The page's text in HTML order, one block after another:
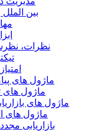
بین
نظرات،
ماژول های
ماژول های
ماژول های
ماژول های
بازاریابی